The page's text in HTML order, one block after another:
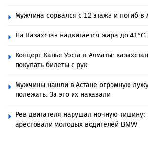
Мужчина сорвался с 12 этажа и погиб в
На Казахстан надвигается жара до 41°C
Концерт Канье Уэста в Алматы:
покупать билеты с рук
Мужчины нашли в Астане огромную
полежать. За это их наказали
Рев двигателя нарушал ночную тишину:
арестовали молодых водителей BMW